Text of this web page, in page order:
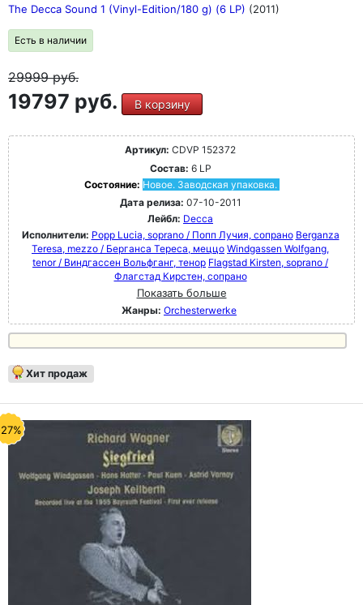
The Decca Sound 1 (Vinyl-Edition/180 g) (6 LP) (2011)
Есть в наличии
29999руб.
19797 руб. В корзину
Артикул: CDVP 152372
Состав: 6 LP
Состояние: Новое. Заводская упаковка.
Дата релиза: 07-10-2011
Лейбл: Decca
Исполнители: Popp Lucia, soprano / Попп Лучия, сопрано Berganza
Teresa, mezzo / Берганса Тереса, меццо Windgassen Wolfgang,
tenor / Виндгассен Вольфганг, тенор Flagstad Kirsten, soprano /
Флагстад Кирстен, сопрано
Показать больше
Жанры: Orchesterwerke
Хит продаж